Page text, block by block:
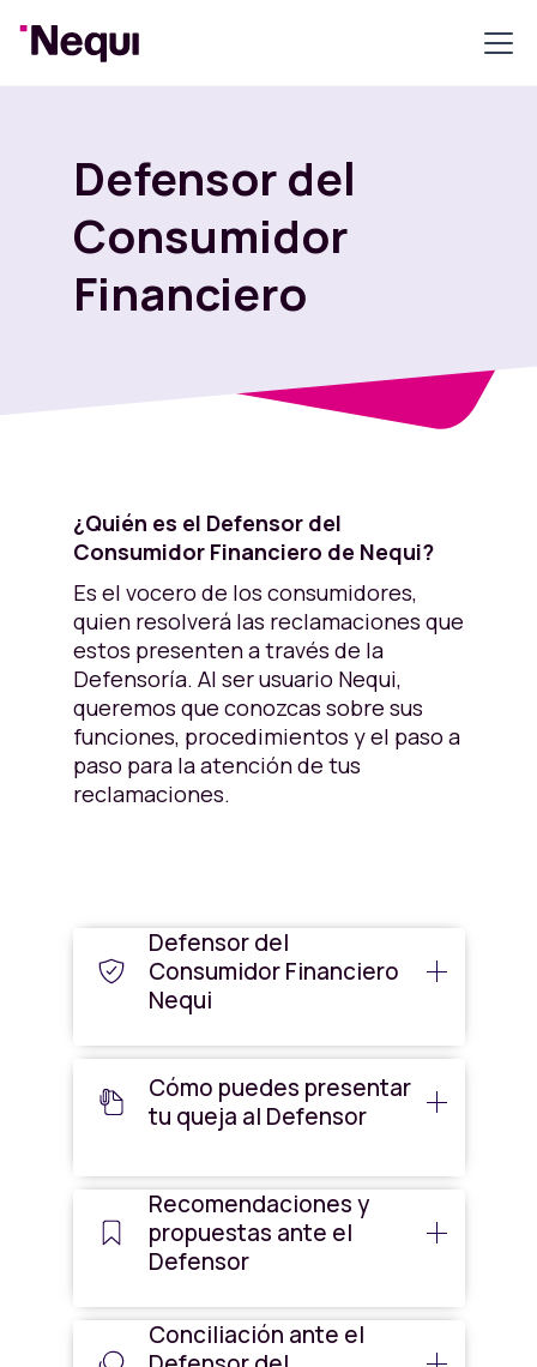
Defensor del
Consumidor
Financiero
¿Quién es el Defensor del
Consumidor Financiero de Nequi?
Es el vocero de los consumidores,
quien resolverá las reclamaciones que
estos presenten a través de la
Defensoría. Al ser usuario Nequi,
queremos que conozcas sobre sus
funciones, procedimientos y el paso a
paso para la atención de tus
reclamaciones.
Defensor del
Consumidor Financiero
Nequi
Cómo puedes presentar
tu queja al Defensor
Recomendaciones y
propuestas ante el
Defensor
Conciliación ante el